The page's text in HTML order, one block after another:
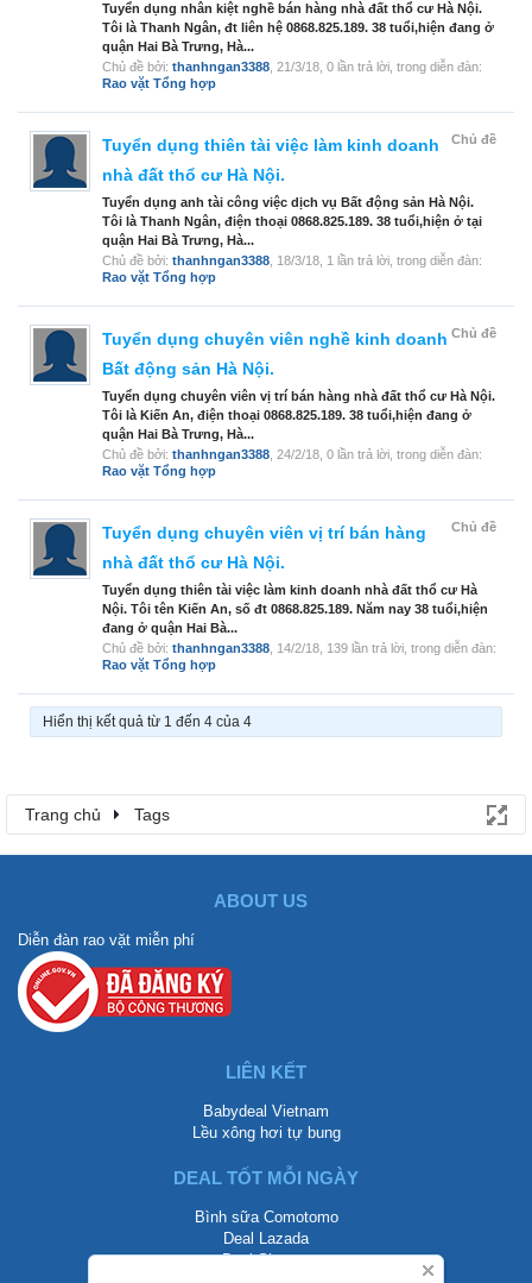
Tuyển dụng nhân kiệt nghề bán hàng nhà đất thổ cư Hà Nội.
Tôi là Thanh Ngân, đt liên hệ 0868.825.189. 38 tuổi,hiện đang ở
quận Hai Bà Trưng, Hà...
Chủ đề bởi: thanhngan3388 21/3/18 , 0 lần trả lời, trong diễn đàn:
Rao vặt Tổng hợp
Chủ đề
Tuyển dụng thiên tài việc làm kinh doanh
nhà đất thổ cư Hà Nội.
Tuyển dụng anh tài công việc dịch vụ Bất động sản Hà Nội.
Tôi là Thanh Ngân, điện thoại 0868.825.189. 38 tuổi,hiện ở tại
quận Hai Bà Trưng, Hà...
Chủ đề bởi: thanhngan3388 18/3/18 , 1 lần trả lời, trong diễn đàn:
Rao vặt Tổng hợp
Chủ đề
Tuyển dụng chuyên viên nghề kinh doanh
Bất động sản Hà Nội.
Tuyển dụng chuyên viên vị trí bán hàng nhà đất thổ cư Hà Nội.
Tôi là Kiến An, điện thoại 0868.825.189. 38 tuổi,hiện đang ở
quận Hai Bà Trưng, Hà...
Chủ đề bởi: thanhngan3388 24/2/18 , 0 lần trả lời, trong diễn đàn:
Rao vặt Tổng hợp
Chủ đề
Tuyển dụng chuyên viên vị trí bán hàng
nhà đất thổ cư Hà Nội.
Tuyển dụng thiên tài việc làm kinh doanh nhà đất thổ cư Hà
Nội. Tôi tên Kiến An, số đt 0868.825.189. Năm nay 38 tuổi,hiện
đang ở quận Hai Bà...
Chủ đề bởi: thanhngan3388 14/2/18 , 139 lần trả lời, trong diễn đàn:
Rao vặt Tổng hợp
Hiển thị kết quả từ 1 đến 4 của 4
Trang chủ Tags
ABOUT US
Diễn đàn rao vặt miễn phí
LIÊN KẾT
Babydeal Vietnam
Lều xông hơi tự bung
DEAL TỐT MỖI NGÀY
Bình sữa Comotomo
Deal Lazada
Deal Shopee